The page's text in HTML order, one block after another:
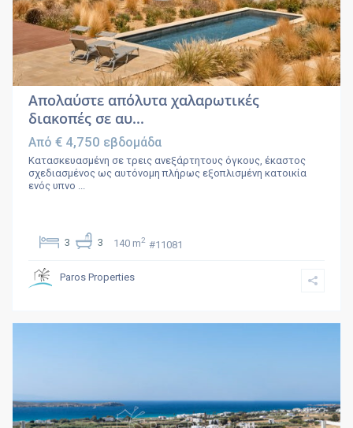
Απολαύστε απόλυτα χαλαρωτικές
διακοπές σε αυ...
Από € 4,750 εβδομάδα
Κατασκευασμένη σε τρεις ανεξάρτητους όγκους, έκαστος
σχεδιασμένος ως αυτόνομη πλήρως εξοπλισμένη κατοικία
ενός υπνο ...
3 3 140 m2 #11081
Paros Properties